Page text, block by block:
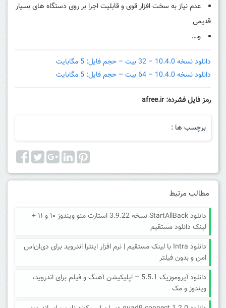
عدم نیاز به سخت افزار قوی و قابلیت اجرا بر روی دستگاه های بسیار
قدیمی
و….
دانلود نسخه 10.4.0 – 32 بیت – حجم فایل: 5 مگابایت
دانلود نسخه 10.4.0 – 64 بیت – حجم فایل: 5 مگابایت
رمز فایل فشرده: afree.ir
برچسب ها :
مطالب مرتبط
دانلود StartAllBack نسخه 3.9.22 استارت منو ویندوز ۱۰ و ۱۱ +
لینک دانلود مستقیم
دانلود Intra با لینک مستقیم | نرم افزار اینترا اندروید برای دی‌ان‌اس
امن و بدون فیلتر
دانلود آیروموزیک 5.5.1 – اپلیکیشن آهنگ و فیلم برای اندروید،
ویندوز و مک